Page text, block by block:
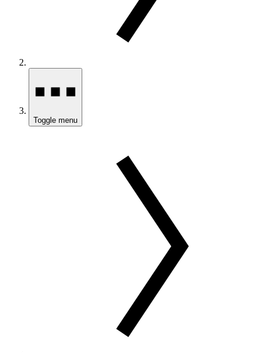
Toggle menu